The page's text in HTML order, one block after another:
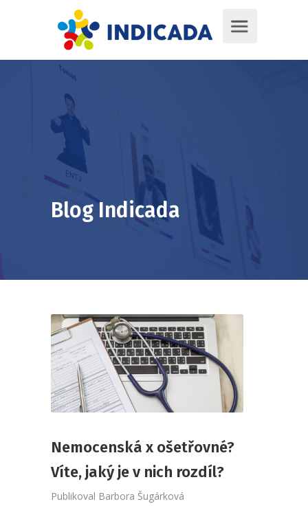
Blog Indicada
Nemocenská x ošetřovné?
Víte, jaký je v nich rozdíl?
Publikoval Barbora Šugárková